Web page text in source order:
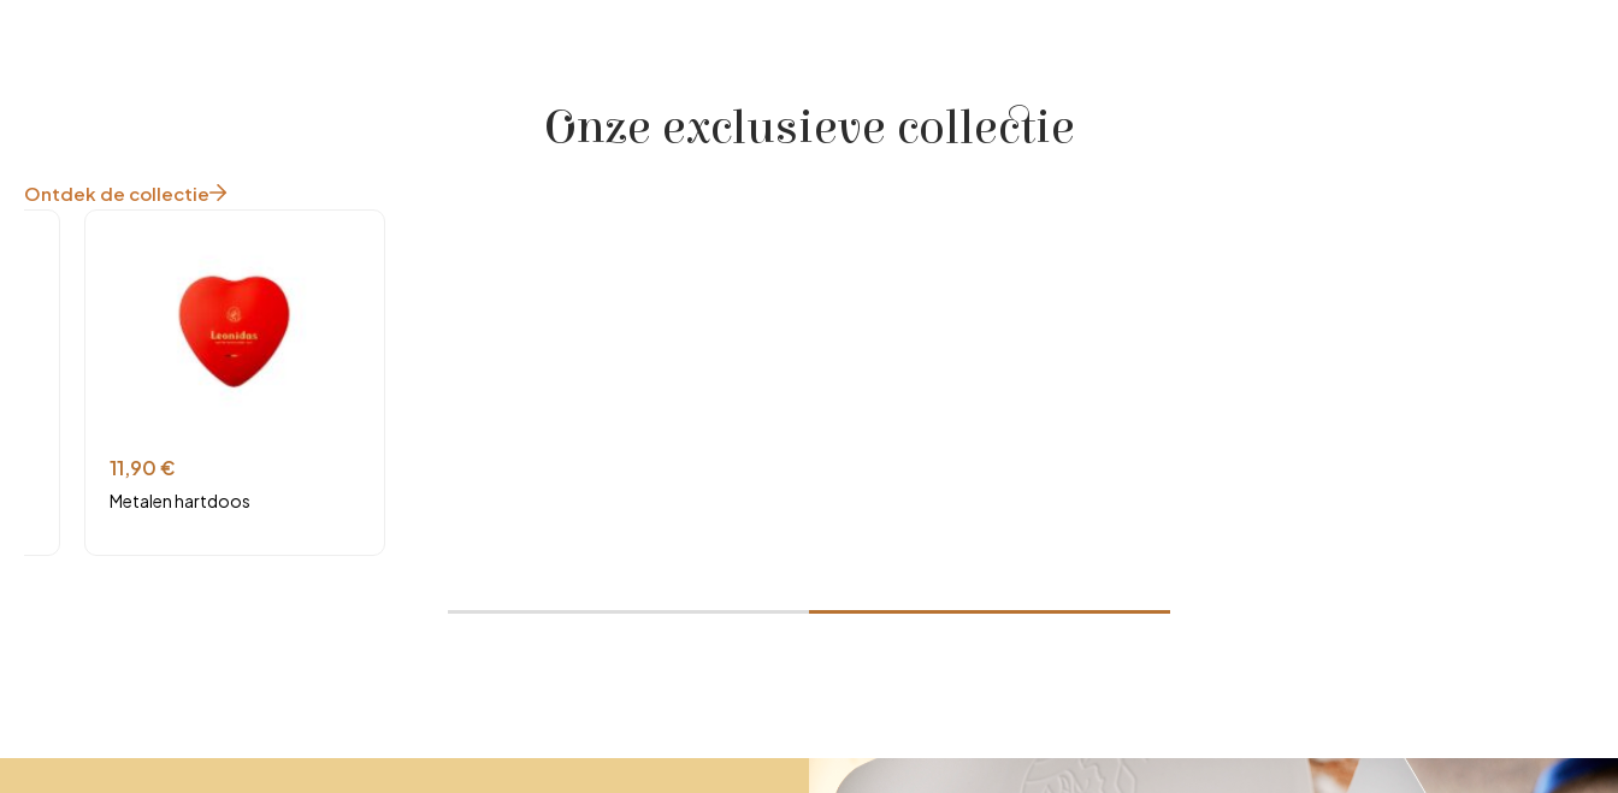
Onze exclusieve collectie
Ontdek de collectie
11,90€
Metalen hartdoos